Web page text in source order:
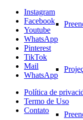
Instagram
Facebook
Youtube
WhatsApp
Pinterest
TikTok
Mail
WhatsApp
Política de
Termo de Uso
Contato